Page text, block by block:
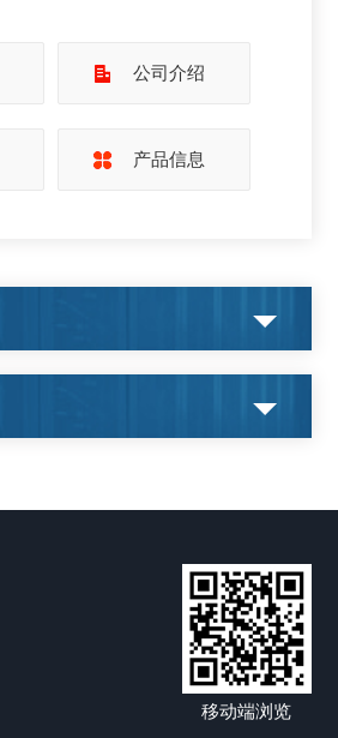
公司介绍
产品信息
移动端浏览